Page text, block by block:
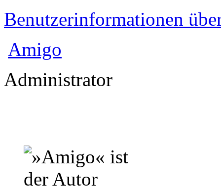
Benutzerinformationen
Amigo
Administrator